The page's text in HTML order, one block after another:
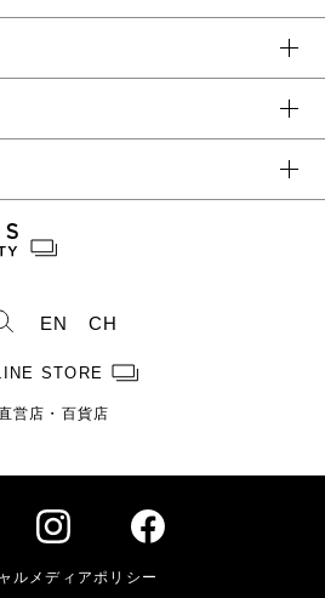
ナンス
ーポリシー
書
EN CH
STORE
営店・百貨店
ルメディアポリシー